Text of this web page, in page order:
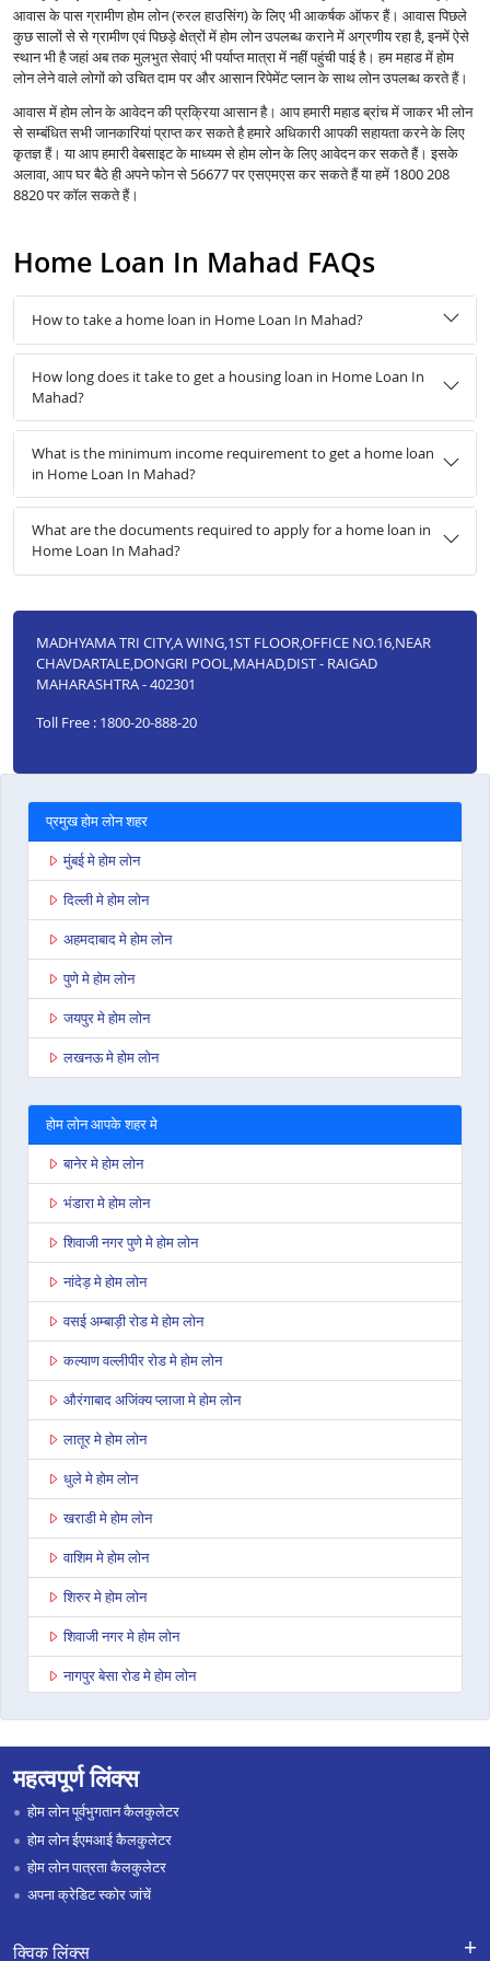
आवास के पास ग्रामीण होम लोन (रुरल हाउसिंग) के लिए भी आकर्षक ऑफर हैं। आवास पिछले
कुछ सालों से से ग्रामीण एवं पिछड़े क्षेत्रों में होम लोन उपलब्ध कराने में अग्रणीय रहा है, इनमें ऐसे
स्थान भी है जहां अब तक मुलभुत सेवाएं भी पर्याप्त मात्रा में नहीं पहुंची पाई है। हम महाड में होम
लोन लेने वाले लोगों को उचित दाम पर और आसान रिपेमेंट प्लान के साथ लोन उपलब्ध करते हैं।
आवास में होम लोन के आवेदन की प्रक्रिया आसान है। आप हमारी महाड ब्रांच में जाकर भी लोन
से सम्बंधित सभी जानकारियां प्राप्त कर सकते है हमारे अधिकारी आपकी सहायता करने के लिए
कृतज्ञ हैं। या आप हमारी वेबसाइट के माध्यम से होम लोन के लिए आवेदन कर सकते हैं। इसके
अलावा, आप घर बैठे ही अपने फोन से 56677 पर एसएमएस कर सकते हैं या हमें 1800 208
8820 पर कॉल सकते हैं।
Home Loan In Mahad FAQs
How to take a home loan in Home Loan In Mahad?
How long does it take to get a housing loan in Home Loan In
Mahad?
What is the minimum income requirement to get a home loan
in Home Loan In Mahad?
What are the documents required to apply for a home loan in
Home Loan In Mahad?
MADHYAMA TRI CITY,A WING,1ST FLOOR,OFFICE NO.16,NEAR
CHAVDARTALE,DONGRI POOL,MAHAD,DIST - RAIGAD
MAHARASHTRA - 402301
Toll Free : 1800-20-888-20
प्रमुख होम लोन शहर
मुंबई मे होम लोन
दिल्ली मे होम लोन
अहमदाबाद मे होम लोन
पुणे मे होम लोन
जयपुर मे होम लोन
लखनऊ मे होम लोन
होम लोन आपके शहर मे
बानेर मे होम लोन
भंडारा मे होम लोन
शिवाजी नगर पुणे मे होम लोन
नांदेड़ मे होम लोन
वसई अम्बाड़ी रोड मे होम लोन
कल्याण वल्लीपीर रोड मे होम लोन
औरंगाबाद अजिंक्य प्लाजा मे होम लोन
लातूर मे होम लोन
धुले मे होम लोन
खराडी मे होम लोन
वाशिम मे होम लोन
शिरुर मे होम लोन
शिवाजी नगर मे होम लोन
नागपुर बेसा रोड मे होम लोन
सांगली मे होम लोन
वर्धा मे होम लोन
पिंपरी मे होम लोन
सोलापूर मे होम लोन
महत्वपूर्ण लिंक्स
होम लोन पूर्वभुगतान कैलकुलेटर
होम लोन ईएमआई कैलकुलेटर
होम लोन पात्रता कैलकुलेटर
अपना क्रेडिट स्कोर जांचें
क्विक लिंक्स